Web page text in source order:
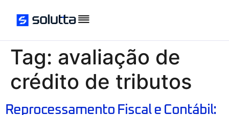
Tag: avaliação de
crédito de tributos
Reprocessamento Fiscal e Contábil: